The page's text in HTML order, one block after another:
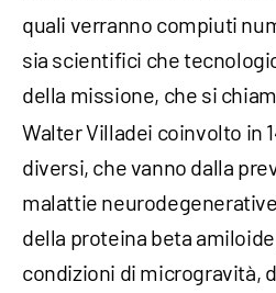
quali verranno compiuti
sia scientifici che
della missione, che si
Walter Villadei coinvolto in
diversi, che vanno dalla
malattie
della proteina beta
condizioni di microgravità,